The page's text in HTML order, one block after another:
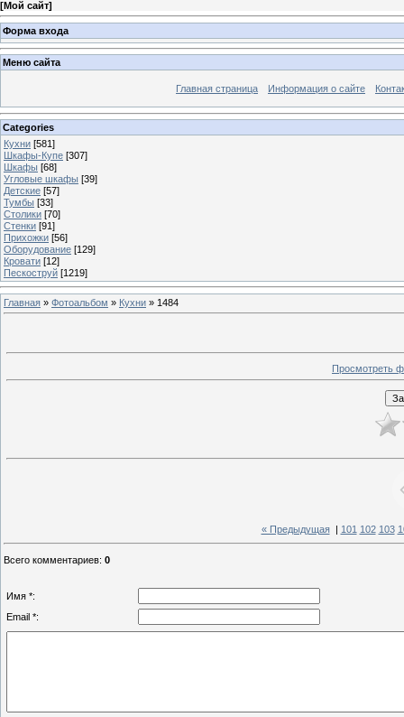
[Мой сайт]
Форма входа
Меню сайта
Главная страница Информация о сайте
Categories
Кухни [581]
Шкафы-Купе [307]
Шкафы [68]
Угловые шкафы [39]
Детские [57]
Тумбы [33]
Столики [70]
Стенки [91]
Прихожки [56]
Оборудование [129]
Кровати [12]
Пескоструй [1219]
Главная » Фотоальбом » Кухни » 1484
Просмотреть
« Предыдущая| 101 102 103
Всего комментариев: 0
Имя *:
Email *: